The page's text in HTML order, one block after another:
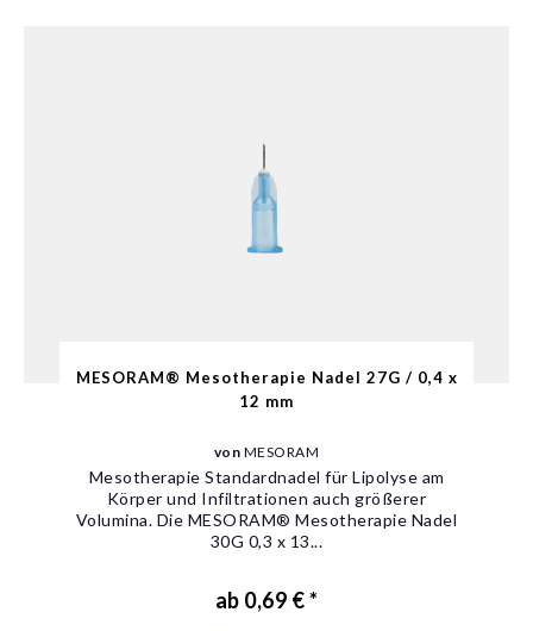
MESORAM® Mesotherapie Nadel 27G / 0,4 x
12 mm
von MESORAM
Mesotherapie Standardnadel für Lipolyse am
Körper und Infiltrationen auch größerer
Volumina. Die MESORAM® Mesotherapie Nadel
30G 0,3 x 13...
ab 0,69 € *